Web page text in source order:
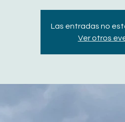
Las entradas no
Ver otros